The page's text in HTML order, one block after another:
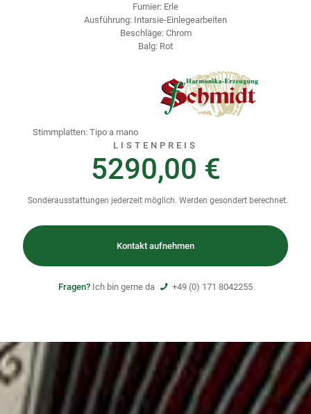
Furnier: Erle
Ausführung: Intarsie-Einlegearbeiten
Beschläge: Chrom
Balg: Rot
Stimmplatten: Tipo a mano
LISTENPREIS
5290,00 €
Sonderausstattungen jederzeit möglich. Werden gesondert berechnet.
Kontakt aufnehmen
Fragen? Ich bin gerne da +49 (0) 171 8042255